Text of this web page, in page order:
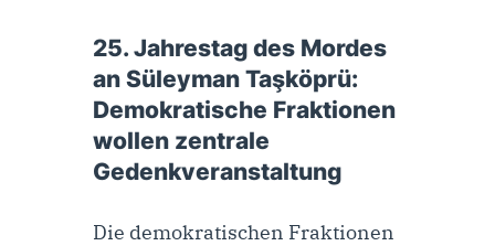
25. Jahrestag des Mordes
an Süleyman Taşköprü:
Demokratische Fraktionen
wollen zentrale
Gedenkveranstaltung
Die demokratischen Fraktionen